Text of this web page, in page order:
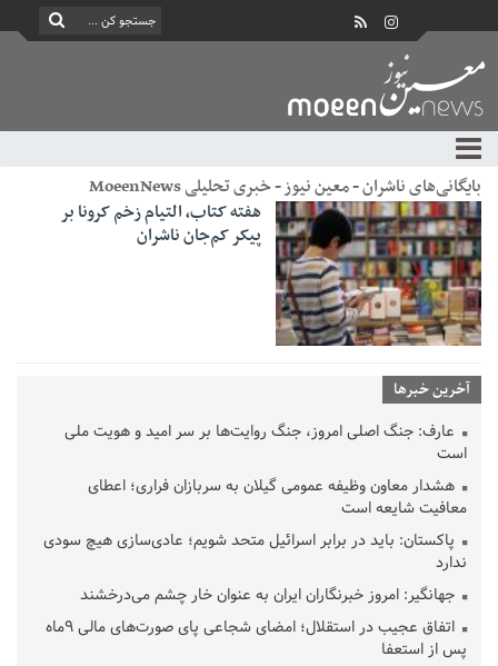
بایگانی‌های ناشران - معین نیوز - خبری تحلیلی MoeenNews
هفته کتاب، التیام زخم کرونا بر
پیکر کم‌جان ناشران
آخرین خبرها
عارف: جنگ اصلی امروز، جنگ روایت‌ها بر سر امید و هویت ملی
است
هشدار معاون وظیفه عمومی گیلان به سربازان فراری؛ اعطای
معافیت شایعه است
پاکستان: باید در برابر اسرائیل متحد شویم؛ عادی‌سازی هیچ سودی
ندارد
جهانگیر: امروز خبرنگاران ایران به عنوان خار چشم می‌درخشند
اتفاق عجیب در استقلال؛ امضای شجاعی پای صورت‌های مالی ٩ماه
پس از استعفا